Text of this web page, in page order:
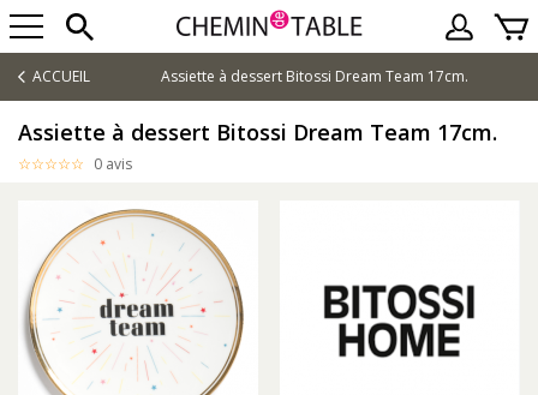
ACCUEIL Assiette à dessert Bitossi Dream Team 17cm.
Assiette à dessert Bitossi Dream Team 17cm.
0 avis